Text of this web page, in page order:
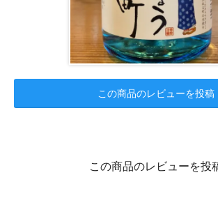
この商品のレビューを投稿
この商品のレビューを投